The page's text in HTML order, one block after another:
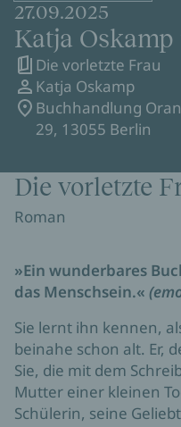
27.09.2025
Katja
Die vorletzte Frau
Katja Oskamp
Buchhandlung
29, 13055 Berlin
Die vorletzte
Roman
»Ein wunderbares
das Menschsein.«
Sie lernt ihn kennen,
beinahe schon alt. Er,
Sie, die mit dem
Mutter einer kleinen
Schülerin, seine